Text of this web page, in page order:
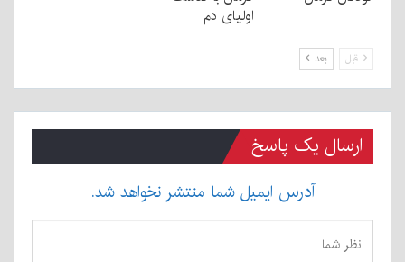
اولیای دم
قبل بعد
ارسال یک پاسخ
آدرس ایمیل شما منتشر نخواهد شد.